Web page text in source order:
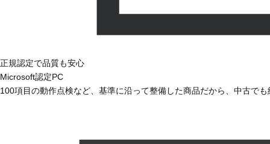
正規認定で品質も安心
Microsoft認定PC
100項目の動作点検など、基準に沿って整備した商品だから、中古で